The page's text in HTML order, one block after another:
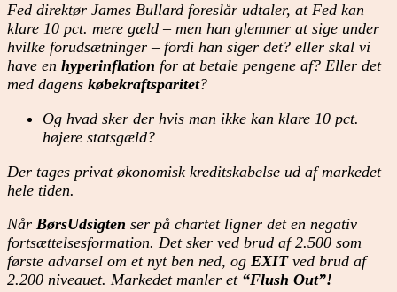
Fed direktør James Bullard foreslår udtaler, at Fed kan
klare 10 pct. mere gæld – men han glemmer at sige under
hvilke forudsætninger – fordi han siger det? eller skal vi
have en hyperinflation for at betale pengene af? Eller det
med dagens købekraftsparitet?
Og hvad sker der hvis man ikke kan klare 10 pct.
højere statsgæld?
Der tages privat økonomisk kreditskabelse ud af markedet
hele tiden.
Når BørsUdsigten ser på chartet ligner det en negativ
fortsættelsesformation. Det sker ved brud af 2.500 som
første advarsel om et nyt ben ned, og EXITved brud af
2.200 niveauet. Markedet manler et “Flush Out”!